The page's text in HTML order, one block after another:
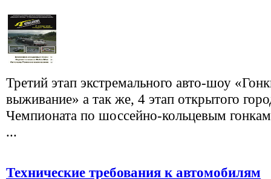
Третий этап экстремального авто-шоу
выживание» а так же, 4 этап открытого
Чемпионата по шоссейно-кольцевым
...
Технические требования к автомобилям